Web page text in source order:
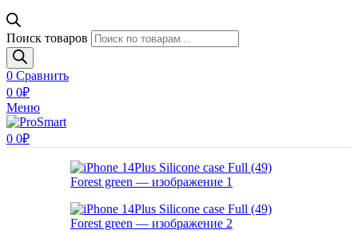
Поиск товаров
0 Сравнить
0 0₽
Меню
0 0₽